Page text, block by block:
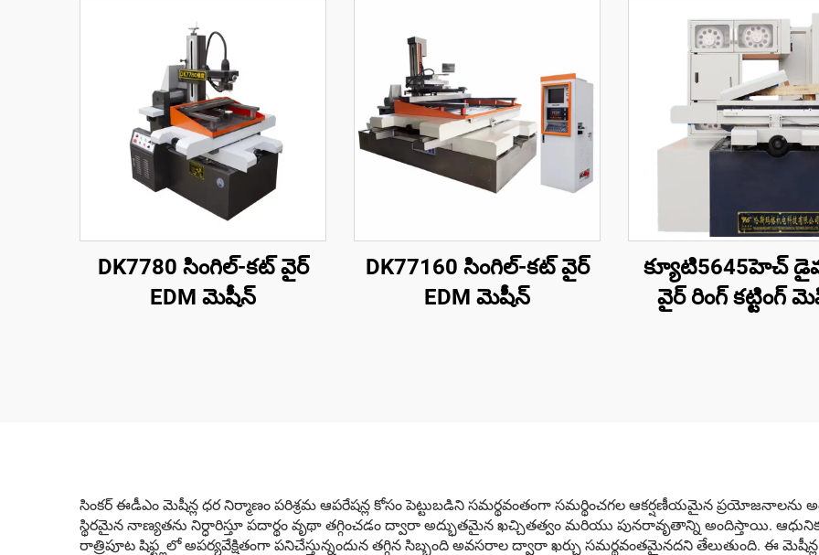
DK7780 సింగిల్-కట్ వైర్
EDM మెషీన్
DK77160 సింగిల్-కట్ వైర్
EDM మెషీన్
క్యూటి5645హెచ్
వైర్ రింగ్ కట్టింగ్
సింకర్ ఈడీఎం మెషీన్ల ధర నిర్మాణం పరిశ్రమ ఆపరేషన్ల కోసం పెట్టుబడిని సమర్థవంతంగా సమర్థించగల ఆకర్షణీయమైన ప్రయోజనాలను
స్థిరమైన నాణ్యతను నిర్ధారిస్తూ పదార్థం వృథా తగ్గించడం ద్వారా అద్భుతమైన ఖచ్చితత్వం మరియు పునరావృతాన్ని అందిస్తాయి.
రాత్రిపూట షిఫ్ట్లలో అపర్యవేక్షితంగా పనిచేస్తున్నందున తగ్గిన సిబ్బంది అవసరాల ద్వారా ఖర్చు సమర్థవంతమైనదని తేలుతుంది. ఈ